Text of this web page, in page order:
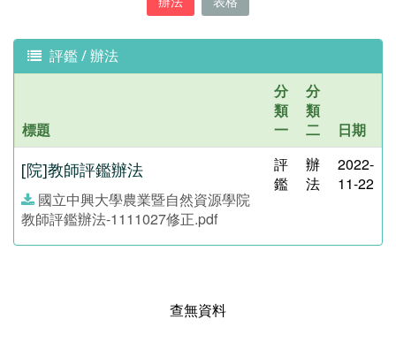
評鑑 / 辦法
標題
分
類
一
分
類
二
日期
[院]教師評鑑辦法
國立中興大學農業暨自然資源學院
教師評鑑辦法-1111027修正.pdf
評
鑑
辦
法
2022-
11-22
查無資料